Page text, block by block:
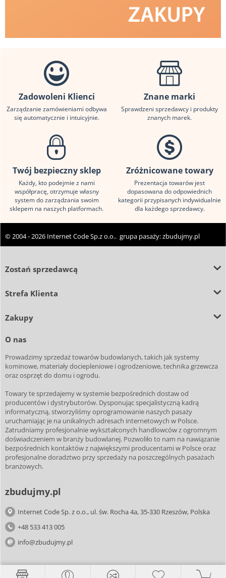
Zadowoleni Klienci
Zarządzanie zamówieniami odbywa
się automatycznie i intuicyjnie.
Znane marki
Sprawdzeni sprzedawcy i produkty
znanych marek.
Twój bezpieczny sklep
Każdy, kto podejmie z nami
współpracę, otrzymuje własny
system do zarządzania swoim
sklepem na naszych platformach.
Zróżnicowane towary
Prezentacja towarów jest
dopasowana do odpowiednich
kategorii przypisanych indywidualnie
dla każdego sprzedawcy.
© 2004 - 2026 Internet Code Sp.z o.o.. grupa pasaży:zbudujmy.pl
Zostań sprzedawcą
Strefa Klienta
Zakupy
O nas
Prowadzimy sprzedaż towarów budowlanych, takich jak systemy
kominowe, materiały dociepleniowe i ogrodzeniowe, technika grzewcza
oraz osprzęt do domu i ogrodu.
Towary te sprzedajemy w systemie bezpośrednich dostaw od
producentów i dystrybutorów. Dysponując specjalistyczną kadrą
informatyczną, stworzyliśmy oprogramowanie naszych pasaży
uruchamiając je na unikalnych adresach internetowych w Polsce.
Zatrudniamy profesjonalnie wykształconych handlowców z ogromnym
doświadczeniem w branży budowlanej. Pozwoliło to nam na nawiązanie
bezpośrednich kontaktów z największymi producentami w Polsce oraz
profesjonalne doradztwo przy sprzedaży na poszczególnych pasażach
branżowych.
zbudujmy.pl
Internet Code Sp. z o.o., ul. św. Rocha 4a, 35-330 Rzeszów, Polska
+48 533 413 005
info@zbudujmy.pl
Strona główna